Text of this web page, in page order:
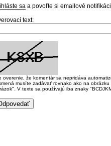
sa a povoľte si emailové
text:
overenie, že komentár sa nepridáva
musíte zadávať rovnako ako na
V texte sa používajú iba znaky